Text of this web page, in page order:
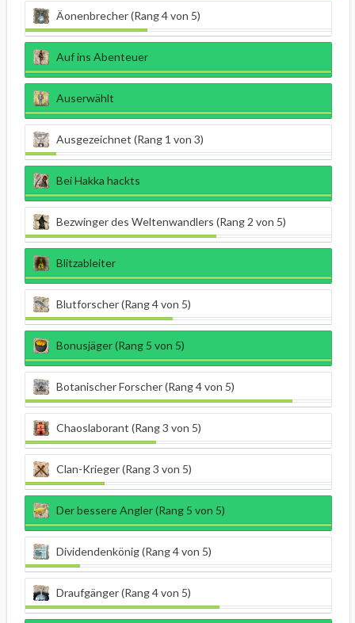
Äonenbrecher (Rang 4 von 5)
Auf ins Abenteuer
Auserwählt
Ausgezeichnet (Rang 1 von 3)
Bei Hakka hackts
Bezwinger des Weltenwandlers (Rang 2 von 5)
Blitzableiter
Blutforscher (Rang 4 von 5)
Bonusjäger (Rang 5 von 5)
Botanischer Forscher (Rang 4 von 5)
Chaoslaborant (Rang 3 von 5)
Clan-Krieger (Rang 3 von 5)
Der bessere Angler (Rang 5 von 5)
Dividendenkönig (Rang 4 von 5)
Draufgänger (Rang 4 von 5)